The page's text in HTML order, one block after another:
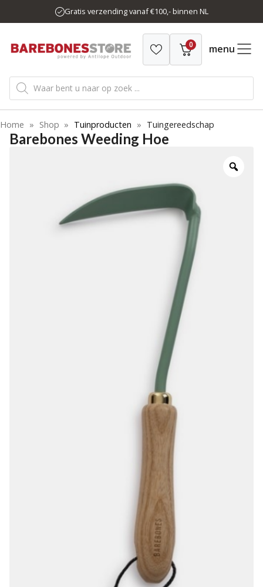
naar
inhoud
Gratis verzending vanaf €100,- binnen NL
0 menu
Producten
zoeken
Home » Shop » Tuinproducten » Tuingereedschap
Barebones Weeding Hoe